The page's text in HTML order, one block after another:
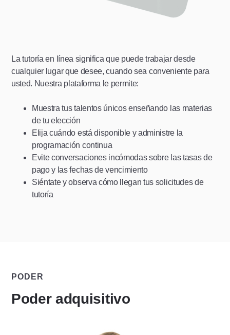
La tutoría en línea significa que puede trabajar desde
cualquier lugar que desee, cuando sea conveniente para
usted. Nuestra plataforma le permite:
Muestra tus talentos únicos enseñando las materias
de tu elección
Elija cuándo está disponible y administre la
programación continua
Evite conversaciones incómodas sobre las tasas de
pago y las fechas de vencimiento
Siéntate y observa cómo llegan tus solicitudes de
tutoría
PODER
Poder adquisitivo